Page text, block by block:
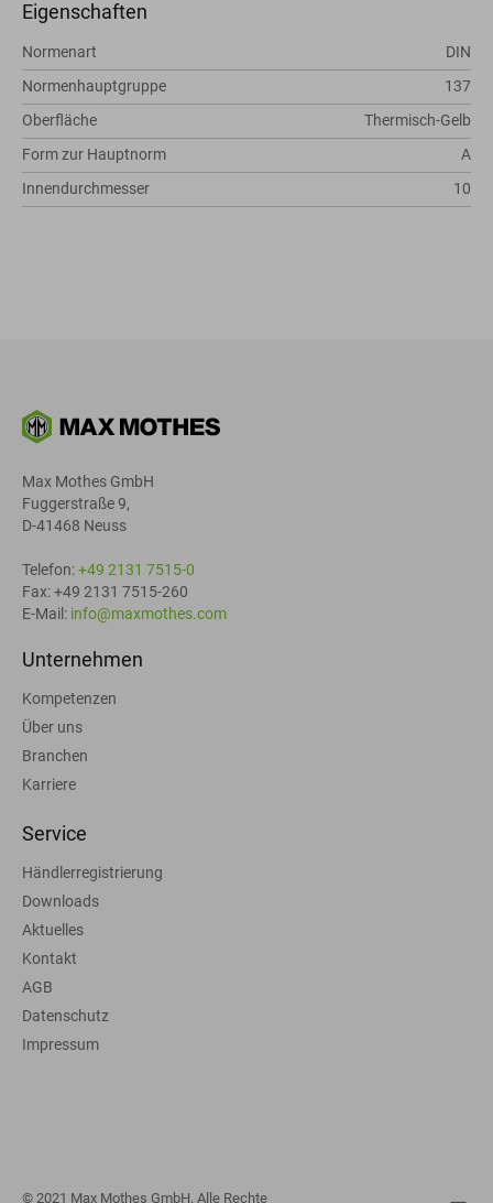
Eigenschaften
Normenart
DIN
Normenhauptgruppe
137
Oberfläche
Thermisch-Gelb
Form zur Hauptnorm
A
Innendurchmesser
10
Max Mothes GmbH
Fuggerstraße 9,
D-41468 Neuss
Telefon:+49 2131 7515-0
Fax: +49 2131 7515-260
E-Mail: info@maxmothes.com
Unternehmen
Kompetenzen
Über uns
Branchen
Karriere
Service
Händlerregistrierung
Downloads
Aktuelles
Kontakt
AGB
Datenschutz
Impressum
© 2021 Max Mothes GmbH. Alle Rechte